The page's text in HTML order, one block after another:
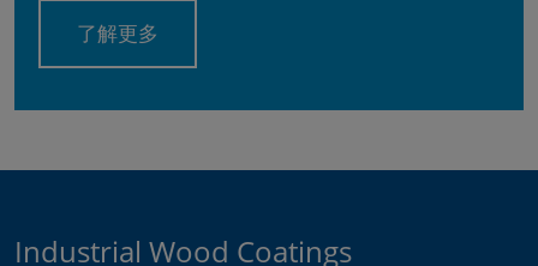
了解更多
Industrial Wood Coatings